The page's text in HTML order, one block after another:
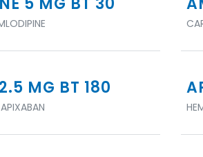
MG BT 180